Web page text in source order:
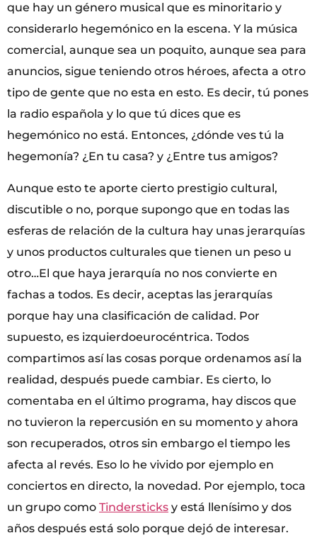
que hay un género musical que es minoritario y
considerarlo hegemónico en la escena. Y la música
comercial, aunque sea un poquito, aunque sea para
anuncios, sigue teniendo otros héroes, afecta a otro
tipo de gente que no esta en esto. Es decir, tú pones
la radio española y lo que tú dices que es
hegemónico no está. Entonces, ¿dónde ves tú la
hegemonía? ¿En tu casa? y ¿Entre tus amigos?
Aunque esto te aporte cierto prestigio cultural,
discutible o no, porque supongo que en todas las
esferas de relación de la cultura hay unas jerarquías
y unos productos culturales que tienen un peso u
otro…El que haya jerarquía no nos convierte en
fachas a todos. Es decir, aceptas las jerarquías
porque hay una clasificación de calidad. Por
supuesto, es izquierdoeurocéntrica. Todos
compartimos así las cosas porque ordenamos así la
realidad, después puede cambiar. Es cierto, lo
comentaba en el último programa, hay discos que
no tuvieron la repercusión en su momento y ahora
son recuperados, otros sin embargo el tiempo les
afecta al revés. Eso lo he vivido por ejemplo en
conciertos en directo, la novedad. Por ejemplo, toca
un grupo como Tindersticks y está llenísimo y dos
años después está solo porque dejó de interesar.